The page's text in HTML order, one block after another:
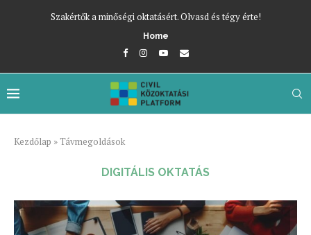
Szakértők a minőségi oktatásért. Olvasd és tégy érte!
Home
Kezdőlap »Távmegoldások
DIGITÁLIS OKTATÁS